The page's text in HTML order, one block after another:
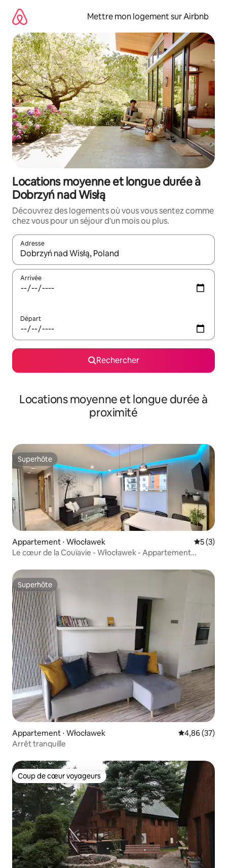
directement
contenu
Mettre mon logement sur Airbnb
Locations moyenne et longue durée à
Dobrzyń nad Wisłą
Découvrez des logements où vous vous sentez comme
chez vous pour un séjour d'un mois ou plus.
Adresse
Lorsque les résultats s'affichent, utilisez les flèches vers le
Arrivée
Départ
Rechercher
Locations moyenne et longue durée à
proximité
Superhôte
Superhôte
Appartement ⋅ Włocławek
5 (3)
Le cœur de la Couïavie - Włocławek - Appartement
Superhôte
Superhôte
Appartement ⋅ Włocławek Évaluation
4,86 (37)
Arrêt tranquille
Coup de cœur voyageurs
Coup de cœur voyageurs